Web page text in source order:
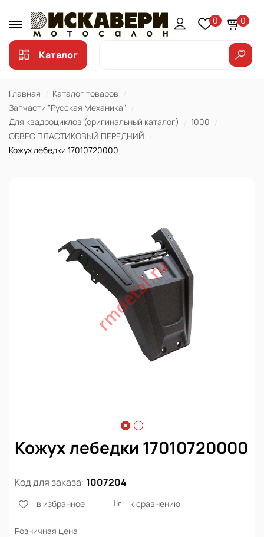
0 0
Каталог
Главная
Каталог товаров
Запчасти "Русская Механика"
Для квадроциклов (оригинальный каталог)
1000
ОБВЕС ПЛАСТИКОВЫЙ ПЕРЕДНИЙ
Кожух лебедки 17010720000
Кожух лебедки 17010720000
Код для заказа: 1007204
в избранное к сравнению
Розничная цена